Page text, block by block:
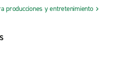
Location D'autos
Fix Auto
producciones y entretenimiento